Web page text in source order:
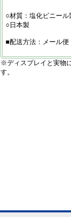
○材質：塩化ビニール
○日本製
■配送方法：メール
※ディスプレイと実物
す。